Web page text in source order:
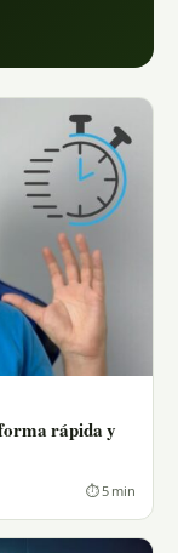
rápida y
⏱ 5 min